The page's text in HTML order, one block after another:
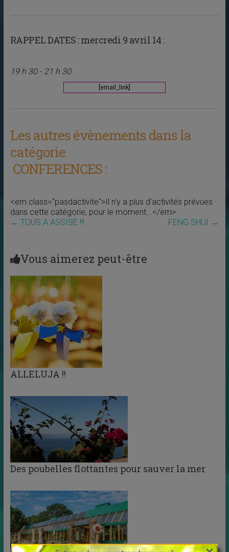
RAPPEL DATES :mercredi 9 avril 14 :
19 h 30 - 21 h 30
[email_link]
Les autres évènements dans la
catégorie
CONFERENCES :
<em class="pasdactivite">Il n'y a plus d'activités prévues
dans cette catégorie, pour le moment...</em>
← TOUS A ASSISE.!!! FENG SHUI →
Vous aimerez peut-être
ALLELUJA !!
Des poubelles flottantes pour sauver la mer